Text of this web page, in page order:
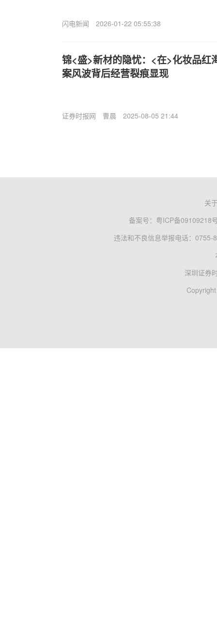
闪电新闻 2026-01-22 05:55:38
锦<盛>新材的隐忧：<在>化妆品红
案风波背后经营裂痕显现
证券时报网 曹晨 2025-08-05 21:44
关
备案号： 粤ICP备09109218
违法和不良信息举报电话：0755-
深圳证券